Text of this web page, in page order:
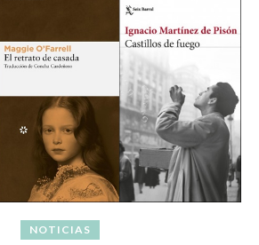
NOTICIAS